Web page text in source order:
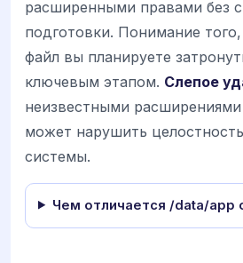
расширенными правами без
подготовки. Понимание
файл вы планируете
ключевым этапом. Слепое
неизвестными
может нарушить
системы.
Чем отличается /data/app